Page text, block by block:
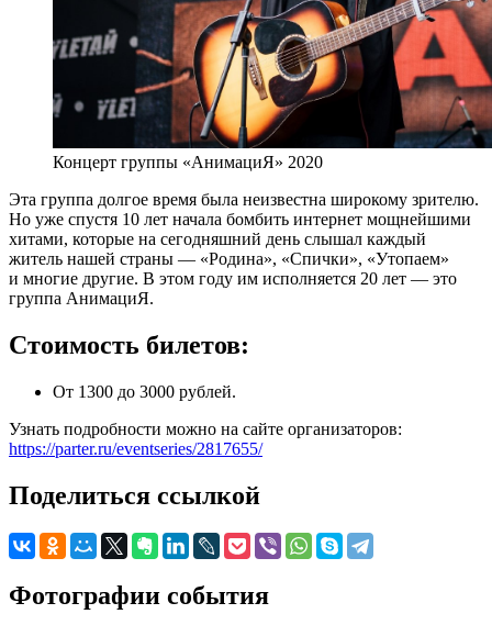
Концерт группы «АнимациЯ» 2020
Эта группа долгое время была неизвестна широкому зрителю.
Но уже спустя 10 лет начала бомбить интернет мощнейшими
хитами, которые на сегодняшний день слышал каждый
житель нашей страны — «Родина», «Спички», «Утопаем»
и многие другие. В этом году им исполняется 20 лет — это
группа АнимациЯ.
Стоимость билетов:
От 1300 до 3000 рублей.
Узнать подробности можно на сайте организаторов:
https://parter.ru/eventseries/2817655/
Поделиться ссылкой
Фотографии события